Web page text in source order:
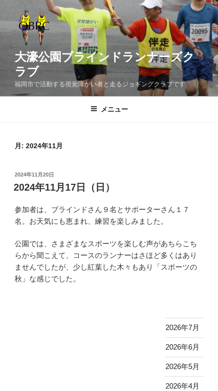
テ
ッ
大濠公園ブラインドランナーズク
ラブ
福岡市で活動する視覚障がい者と走るジョギングクラブです
メニュー
月: 2024年11月
投
稿
日:
2024年11月20日
2024年11月17日（日）
参加者は、ブラインドさん９名とサポーターさん１７
名。お天気にも恵まれ、練習を楽しみました。
公園では、さまざまなスポーツを楽しむ声があちらこち
らから聞こえて、コースのランナーはさほど多くはあり
ませんでしたが、少し紅葉した木々もあり「スポーツの
秋」な感じでした。
2026年7月
2026年6月
2026年5月
2026年4月